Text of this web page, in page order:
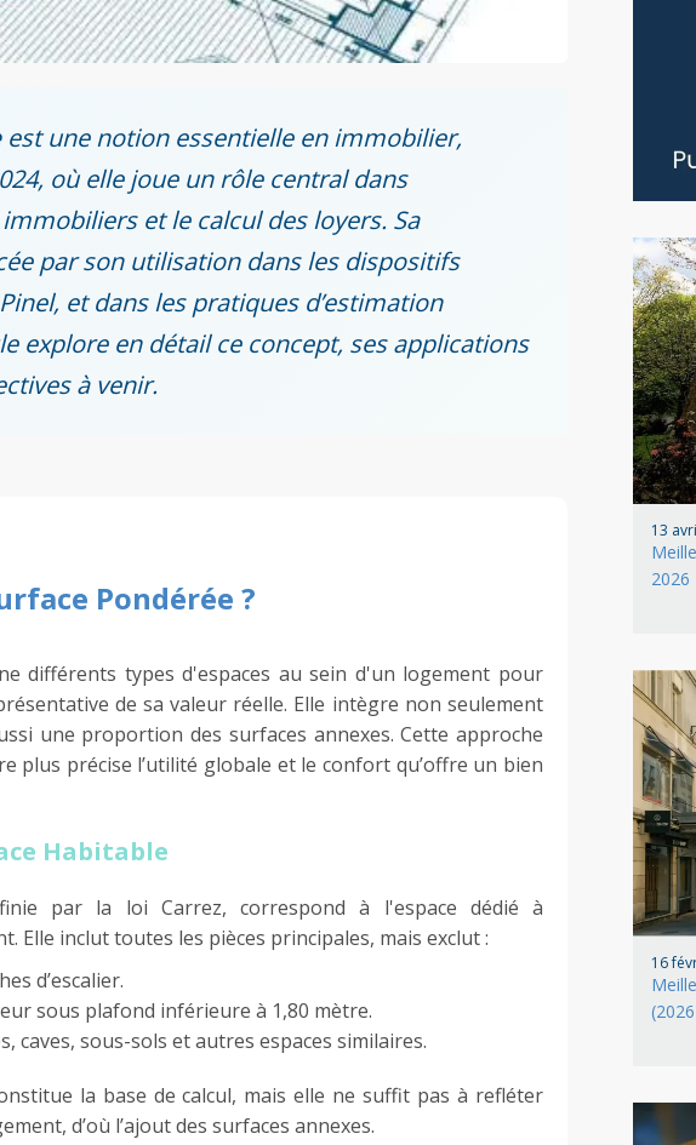
est une notion essentielle en immobilier,
où elle joue un rôle central dans
et le calcul des loyers. Sa
par son utilisation dans les dispositifs
et dans les pratiques d’estimation
explore en détail ce concept, ses applications
à venir.
Pondérée ?
différents types d'espaces au sein d'un logement pour
de sa valeur réelle. Elle intègre non seulement
une proportion des surfaces annexes. Cette approche
plus précise l’utilité globale et le confort qu’offre un bien
Habitable
par la loi Carrez, correspond à l'espace dédié à
Elle inclut toutes les pièces principales, mais exclut :
d’escalier.
sous plafond inférieure à 1,80 mètre.
caves, sous-sols et autres espaces similaires.
la base de calcul, mais elle ne suffit pas à refléter
d’où l’ajout des surfaces annexes.
13
2026
16